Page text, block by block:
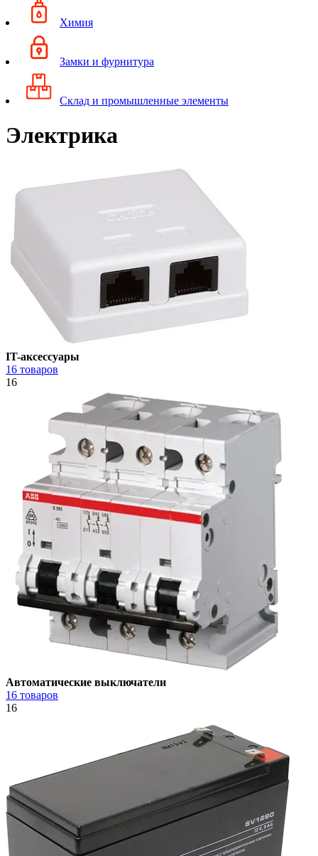
Химия
Замки и фурнитура
Склад и промышленные элементы
Электрика
IT-аксессуары
16 товаров
16
Автоматические выключатели
16 товаров
16